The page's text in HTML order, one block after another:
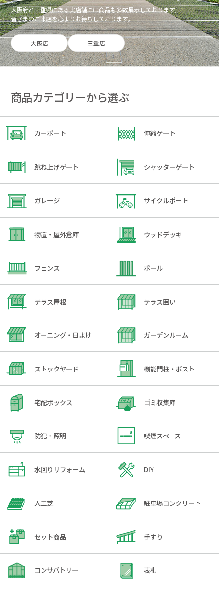
大阪府と三重県にある実店舗には商品も多数展示しております。
皆さまのご来店を心よりお待ちしております。
大阪店 三重店
商品カテゴリーから選ぶ
カーポート 伸縮ゲート
跳ね上げゲート シャッターゲート
ガレージ サイクルポート
物置・屋外倉庫 ウッドデッキ
フェンス ポール
テラス屋根 テラス囲い
オーニング・日よけ ガーデンルーム
ストックヤード 機能門柱・ポスト
宅配ボックス ゴミ収集庫
防犯・照明 喫煙スペース
水回りリフォーム DIY
人工芝 駐車場コンクリート
セット商品 手すり
コンサバトリー 表札